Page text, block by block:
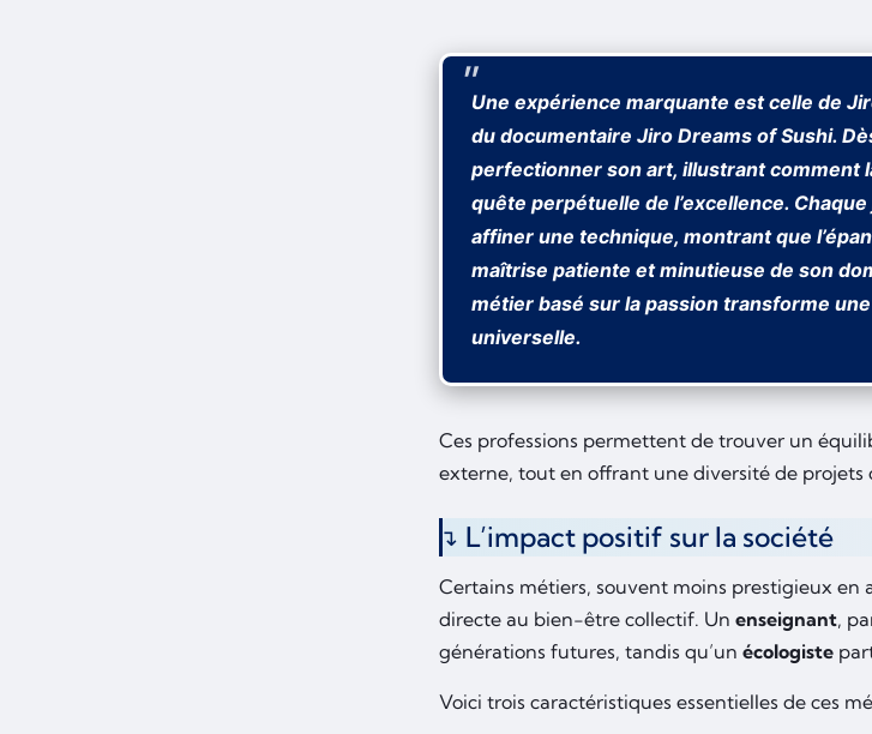
Une expérience marquante est celle de
du documentaire Jiro Dreams of Sushi.
perfectionner son art, illustrant comment
quête perpétuelle de l’excellence.
affiner une technique, montrant que
maîtrise patiente et minutieuse de son
métier basé sur la passion transforme
universelle.
Ces professions permettent de trouver un
externe, tout en offrant une diversité de
L’impact positif sur la société
Certains métiers, souvent moins prestigieux
directe au bien-être collectif. Un enseignant,
générations futures, tandis qu’un écologiste
Voici trois caractéristiques essentielles de ces